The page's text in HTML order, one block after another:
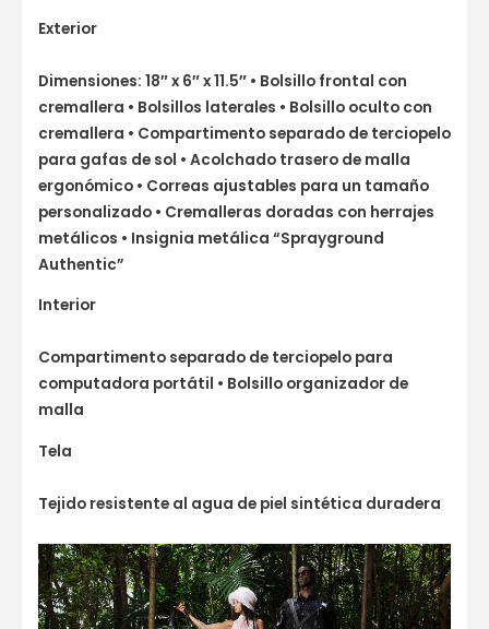
Exterior
Dimensiones: 18″ x 6″ x 11.5″ • Bolsillo frontal con
cremallera • Bolsillos laterales • Bolsillo oculto con
cremallera • Compartimento separado de terciopelo
para gafas de sol • Acolchado trasero de malla
ergonómico • Correas ajustables para un tamaño
personalizado • Cremalleras doradas con herrajes
metálicos • Insignia metálica “Sprayground
Authentic”
Interior
Compartimento separado de terciopelo para
computadora portátil • Bolsillo organizador de
malla
Tela
Tejido resistente al agua de piel sintética duradera